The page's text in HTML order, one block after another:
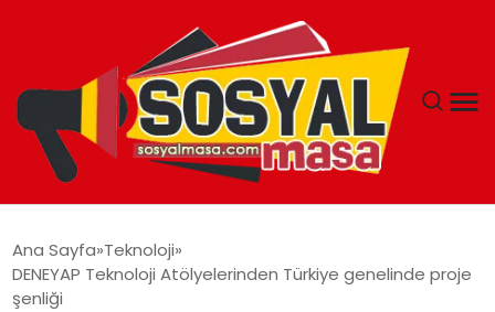
EKONOMI
Ana Sayfa Teknoloji
DENEYAP Teknoloji Atölyelerinden Türkiye genelinde proje
şenliği